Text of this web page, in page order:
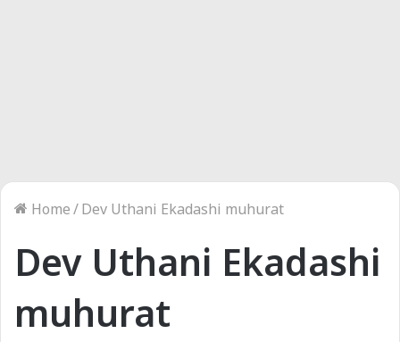
Home/Dev Uthani Ekadashi muhurat
Dev Uthani Ekadashi
muhurat